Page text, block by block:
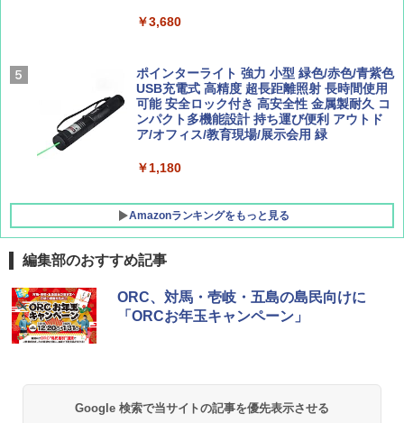
￥1,760
￥1,540
￥9,990
[キャンパーズコレクション 山善] 傘みたいに
広げるだけ パッとサッとテント キューブ ブ
ラックコーティング フルクローズ メッシュ 3
人用 簡単設置 ポップアップテント PATC-15
0B エクルベージュ
￥10,990
￥3,680
ポインターライト 強力 小型 緑色/赤色/青紫色
USB充電式 高精度 超長距離照射 長時間使用
可能 安全ロック付き 高安全性 金属製耐久 コ
ンパクト多機能設計 持ち運び便利 アウトド
ア/オフィス/教育現場/展示会用 緑
￥1,180
Amazonランキングをもっと見る
編集部のおすすめ記事
ORC、対馬・壱岐・五島の島民向けに
「ORCお年玉キャンペーン」
Google 検索で当サイトの記事を優先表示させる